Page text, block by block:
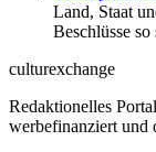
Land, Staat
Beschlüsse
culturexchange
Redaktionelles
werbefinanziert und